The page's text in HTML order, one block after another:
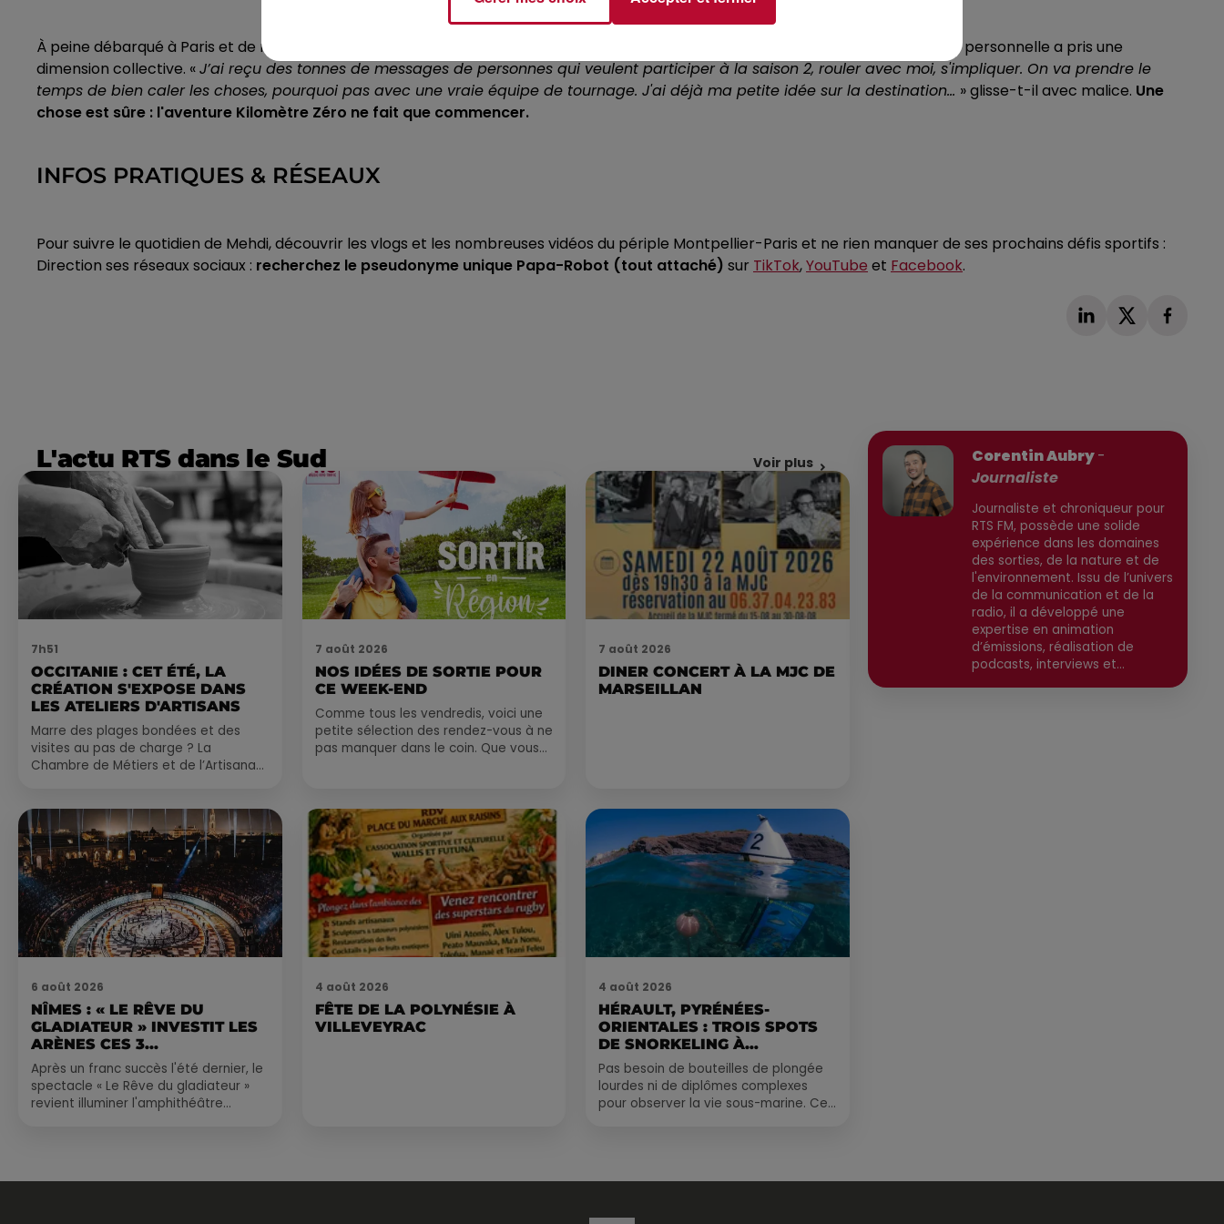
À peine débarqué à Paris et de retour dans le Sud, Mehdi savoure le repos mais pense déjà à la suite. Ce projet né de manière très personnelle a pris une
dimension collective. «J’ai reçu des tonnes de messages de personnes qui veulent participer à la saison 2, rouler avec moi, s'impliquer. On va prendre le
temps de bien caler les choses, pourquoi pas avec une vraie équipe de tournage. J'ai déjà ma petite idée sur la destination... » glisse-t-il avec malice. Une
chose est sûre : l'aventure Kilomètre Zéro ne fait que commencer.
INFOS PRATIQUES & RÉSEAUX
Pour suivre le quotidien de Mehdi, découvrir les vlogs et les nombreuses vidéos du périple Montpellier-Paris et ne rien manquer de ses prochains défis sportifs :
Direction ses réseaux sociaux : recherchez le pseudonyme unique Papa-Robot (tout attaché) sur TikTok,YouTube et Facebook.
L'actu RTS dans le Sud Voir plus
7h51
OCCITANIE : CET ÉTÉ, LA
CRÉATION S'EXPOSE DANS
LES ATELIERS D'ARTISANS
Marre des plages bondées et des
visites au pas de charge ? La
Chambre de Métiers et de l’Artisanat
7 août 2026
NOS IDÉES DE SORTIE POUR
CE WEEK-END
Comme tous les vendredis, voici une
petite sélection des rendez-vous à ne
pas manquer dans le coin. Que vous
7 août 2026
DINER CONCERT À LA MJC DE
MARSEILLAN
6 août 2026
NÎMES : « LE RÊVE DU
GLADIATEUR » INVESTIT LES
ARÈNES CES 3...
Après un franc succès l'été dernier, le
spectacle « Le Rêve du gladiateur »
revient illuminer l'amphithéâtre
4 août 2026
FÊTE DE LA POLYNÉSIE À
VILLEVEYRAC
4 août 2026
HÉRAULT, PYRÉNÉES-
ORIENTALES : TROIS SPOTS
DE SNORKELING À
EXPLORER...
Pas besoin de bouteilles de plongée
lourdes ni de diplômes complexes
pour observer la vie sous-marine. Cet
Corentin Aubry-
Journaliste
Journaliste et chroniqueur pour
RTS FM, possède une solide
expérience dans les domaines
des sorties, de la nature et de
l'environnement. Issu de l’univers
de la communication et de la
radio, il a développé une
expertise en animation
d’émissions, réalisation de
podcasts, interviews et